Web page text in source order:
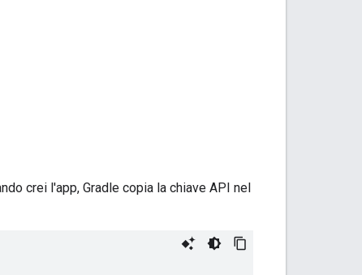
crei l'app, Gradle copia la chiave API nel